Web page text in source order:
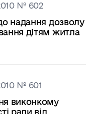
№ 602
надання дозволу
дітям житла
№ 601
виконкому
ради від